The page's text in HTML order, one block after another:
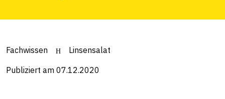
Fachwissen Linsensalat
Publiziert am 07.12.2020